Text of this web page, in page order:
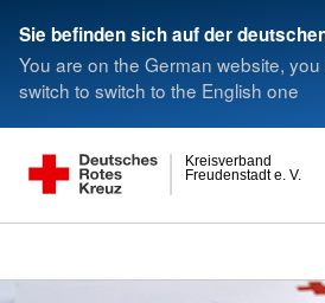
Sie befinden sich auf der
You are on the German website,
switch to switch to the English one
Freudenstadt e. V.
Kreisverband